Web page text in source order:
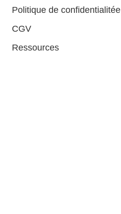
Politique de confidentialitée
CGV
Ressources